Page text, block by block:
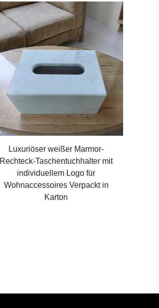
Luxuriöser weißer Marmor-
Rechteck-Taschentuchhalter mit
individuellem Logo für
Wohnaccessoires Verpackt in
Karton